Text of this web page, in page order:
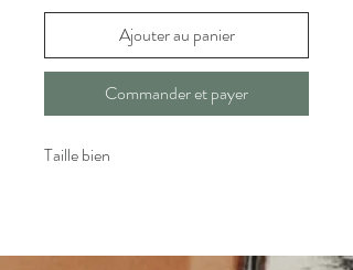
Ajouter au panier
Commander et payer
Taille bien